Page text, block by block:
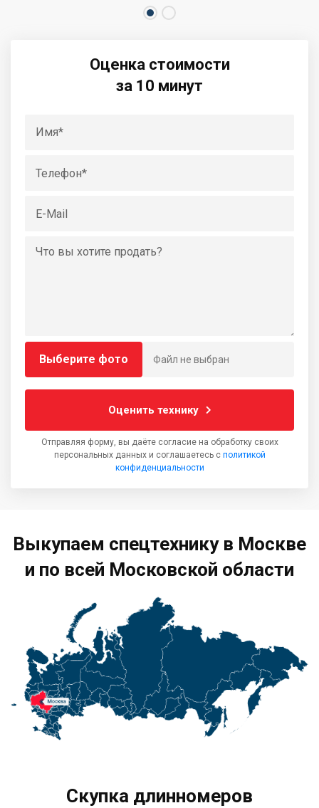
Оценка стоимости
за 10 минут
Выберите фото Файл не выбран
Оценить технику
Отправляя форму, вы даёте согласие на обработку своих
персональных данных и соглашаетесь с политикой
конфиденциальности
Выкупаем спецтехнику в Москве
и по всей Московской области
Скупка длинномеров